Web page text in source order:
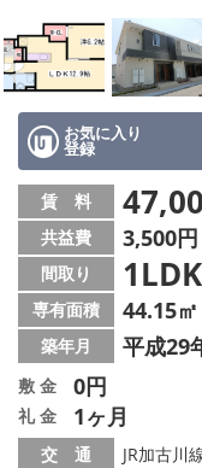
スタッフ紹介ページ
LINE公式アカウント
店舗情報·アクセス
会社概要
メールでお問い合わせ
お気に入り
登録
賃 料
共益費 3,500円
間取り 1LDK
専有面積 44.15㎡
築年月 平成29
敷 金 0円
礼 金 1ヶ月
交 通
JR加古川